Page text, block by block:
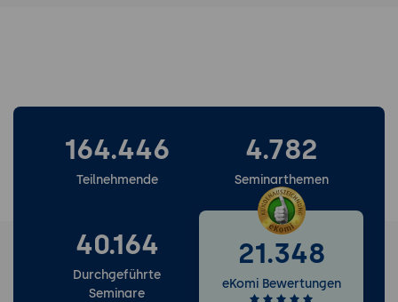
164.446
Teilnehmende
4.782
Seminarthemen
40.164
Durchgeführte
Seminare
21.348
eKomi Bewertungen